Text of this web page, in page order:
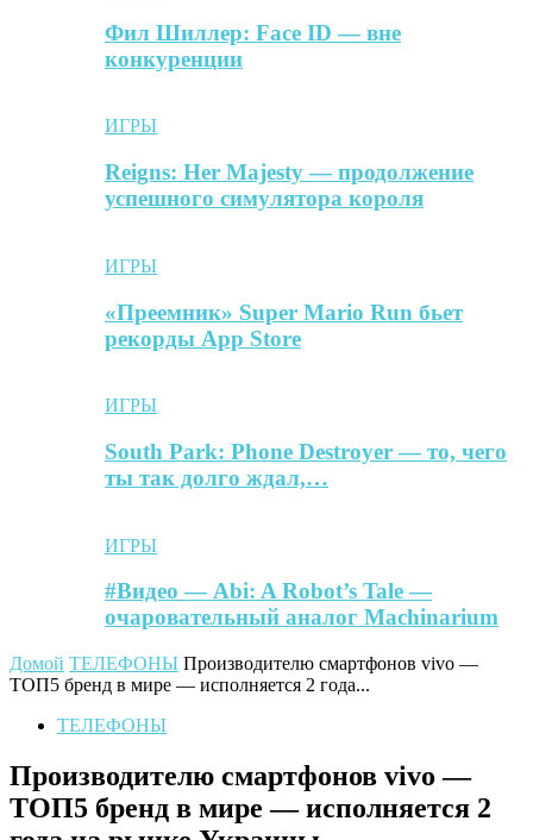
Фил Шиллер: Face ID — вне
конкуренции
ИГРЫ
Reigns: Her Majesty — продолжение
успешного симулятора короля
ИГРЫ
«Преемник» Super Mario Run бьет
рекорды App Store
ИГРЫ
South Park: Phone Destroyer — то, чего
ты так долго ждал,…
ИГРЫ
#Видео — Abi: A Robot’s Tale —
очаровательный аналог Machinarium
Домой ТЕЛЕФОНЫ Производителю смартфонов vivo —
ТОП5 бренд в мире — исполняется 2 года...
ТЕЛЕФОНЫ
Производителю смартфонов vivo —
ТОП5 бренд в мире — исполняется 2